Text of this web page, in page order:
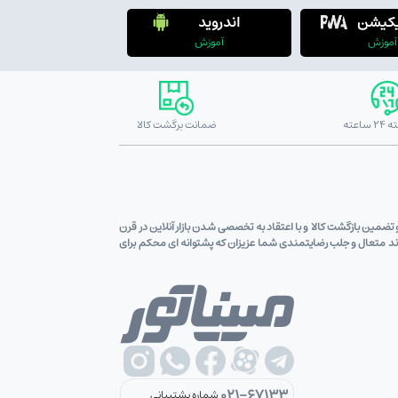
آموزش
اندروید
آموزش
ضمانت برگشت کالا
قیمت کالاو تضمین بازگشت کالا و با اعتقاد به تخصصی شدن بازار آنلاین در قرن
متعال و جلب رضایتمندی شما عزیزان که پشتوانه ای محکم برای